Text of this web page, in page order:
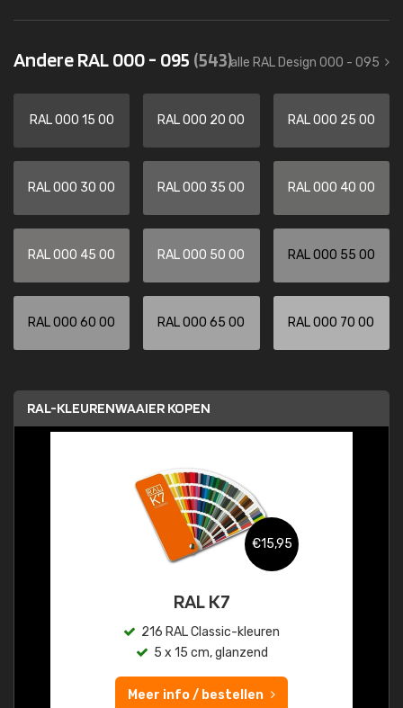
Andere RAL 000 - 095 (543)alle RAL Design 000 - 095
RAL 000 15 00 RAL 000 20 00 RAL 000 25 00
RAL 000 30 00 RAL 000 35 00 RAL 000 40 00
RAL 000 45 00 RAL 000 50 00 RAL 000 55 00
RAL 000 60 00 RAL 000 65 00 RAL 000 70 00
RAL-KLEURENWAAIER KOPEN
€15,95
RAL K7
216 RAL Classic-kleuren
5 x 15 cm, glanzend
Meer info / bestellen